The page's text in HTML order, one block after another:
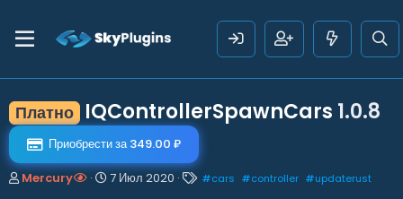
Платно IQControllerSpawnCars 1.0.8
Приобрести за 349.00 ₽
А
Mercury
Д
7 Июл 2020
Т
#cars #controller #updaterust